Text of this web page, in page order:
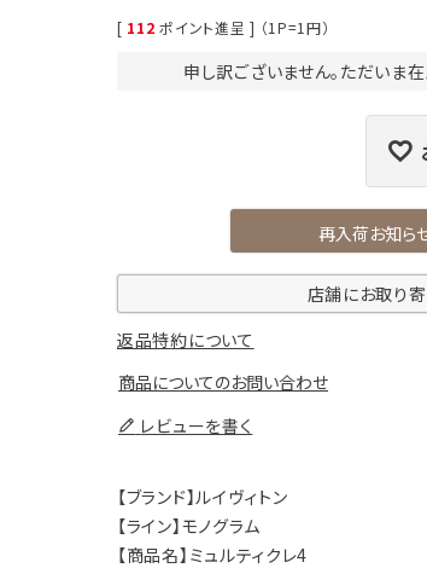
[ 112 ポイント進呈 ] （1P=1円）
申し訳ございません。ただいま
再入荷お知ら
店舗にお取り
返品特約について
商品についてのお問い合わせ
レビューを書く
【ブランド】ルイヴィトン
【ライン】モノグラム
【商品名】ミュルティクレ4